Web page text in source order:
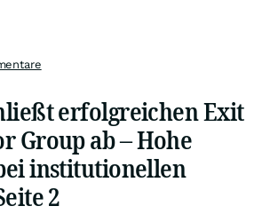
erfolgreichen Exit
Group ab – Hohe
institutionellen
2